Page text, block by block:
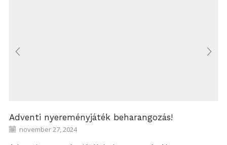
Adventi nyereményjáték beharangozás!
november 27, 2024